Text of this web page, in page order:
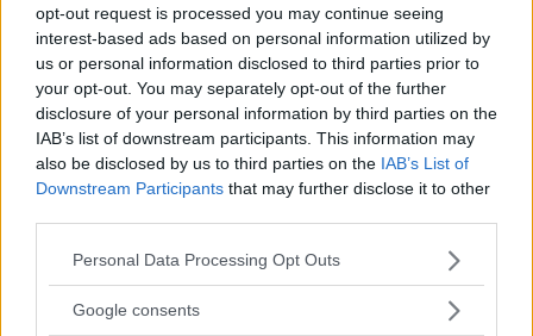
opt-out request is processed you may continue seeing
interest-based ads based on personal information utilized by
us or personal information disclosed to third parties prior to
your opt-out. You may separately opt-out of the further
disclosure of your personal information by third parties on the
IAB’s list of downstream participants. This information may
also be disclosed by us to third parties on the IAB’s List of
Downstream Participants that may further disclose it to other
Please note that this website/app uses one or more Google
not limited to your visit or usage behaviour. You may click to
Personal Data Processing Opt Outs
Google consents
Text
Calle Carlquist
Fotograf
Simon Hamelius
Det här är en låst artikel.
att fortsätta läsa.